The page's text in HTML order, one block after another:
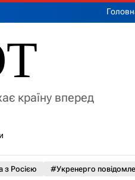
країну вперед
з Росією #Укренерго